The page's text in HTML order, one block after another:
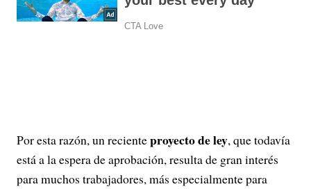
Por esta razón, un recienteproyecto de ley, que todavía
está a la espera de aprobación, resulta de gran interés
para muchos trabajadores, más especialmente para